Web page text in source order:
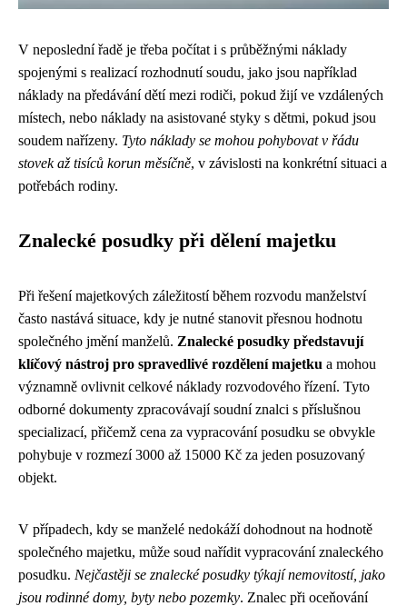
V neposlední řadě je třeba počítat i s průběžnými náklady
spojenými s realizací rozhodnutí soudu, jako jsou například
náklady na předávání dětí mezi rodiči, pokud žijí ve vzdálených
místech, nebo náklady na asistované styky s dětmi, pokud jsou
soudem nařízeny. Tyto náklady se mohou pohybovat v řádu
stovek až tisíců korun měsíčně, v závislosti na konkrétní situaci a
potřebách rodiny.
Znalecké posudky při dělení majetku
Při řešení majetkových záležitostí během rozvodu manželství
často nastává situace, kdy je nutné stanovit přesnou hodnotu
společného jmění manželů. Znalecké posudky představují
klíčový nástroj pro spravedlivé rozdělení majetku a mohou
významně ovlivnit celkové náklady rozvodového řízení. Tyto
odborné dokumenty zpracovávají soudní znalci s příslušnou
specializací, přičemž cena za vypracování posudku se obvykle
pohybuje v rozmezí 3000 až 15000 Kč za jeden posuzovaný
objekt.
V případech, kdy se manželé nedokáží dohodnout na hodnotě
společného majetku, může soud nařídit vypracování znaleckého
posudku. Nejčastěji se znalecké posudky týkají nemovitostí, jako
jsou rodinné domy, byty nebo pozemky. Znalec při oceňování